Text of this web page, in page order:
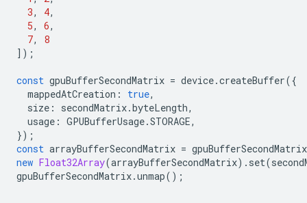
3, 4,
5, 6,
7,
8
]);
const gpuBufferSecondMatrix = device.createBuffer({
mappedAtCreation : true,
size : secondMatrix.byteLength,
usage : GPUBufferUsage.STORAGE,
});
const arrayBufferSecondMatrix = gpuBufferSecondMatrix
new Float32Array(arrayBufferSecondMatrix). set(
gpuBufferSecondMatrix.unmap();